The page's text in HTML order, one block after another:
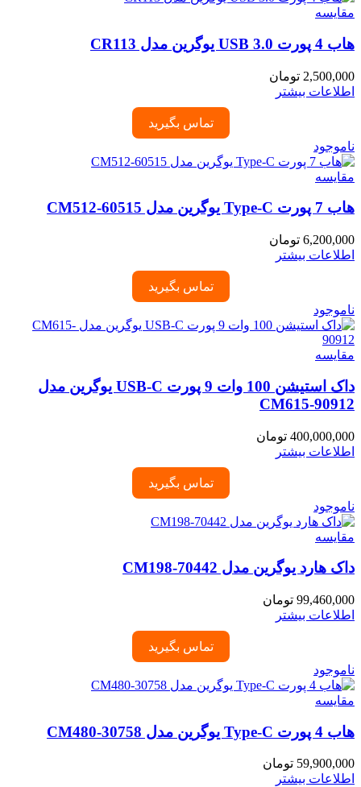
مقایسه
هاب 4 پورت USB 3.0 یوگرین مدل CR113
2,500,000 تومان
اطلاعات بیشتر
تماس بگیرید
ناموجود
مقایسه
هاب 7 پورت Type-C یوگرین مدل CM512-60515
6,200,000 تومان
اطلاعات بیشتر
تماس بگیرید
ناموجود
مقایسه
داک استیشن 100 وات 9 پورت USB-C یوگرین مدل
CM615-90912
400,000,000 تومان
اطلاعات بیشتر
تماس بگیرید
ناموجود
مقایسه
داک هارد یوگرین مدل CM198-70442
99,460,000 تومان
اطلاعات بیشتر
تماس بگیرید
ناموجود
مقایسه
هاب 4 پورت Type-C یوگرین مدل CM480-30758
59,900,000 تومان
اطلاعات بیشتر